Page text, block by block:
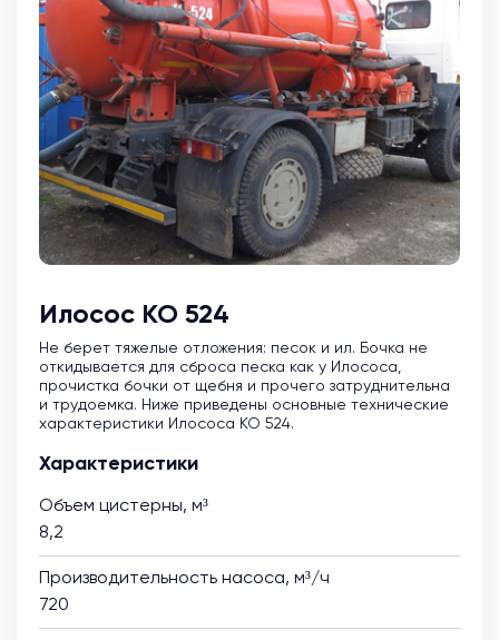
Илосос КО 524
Не берет тяжелые отложения: песок и ил. Бочка не
откидывается для сброса песка как у Илососа,
прочистка бочки от щебня и прочего затруднительна
и трудоемка. Ниже приведены основные технические
характеристики Илососа КО 524.
Характеристики
Объем цистерны, м³
8,2
Производительность насоса, м³/ч
720